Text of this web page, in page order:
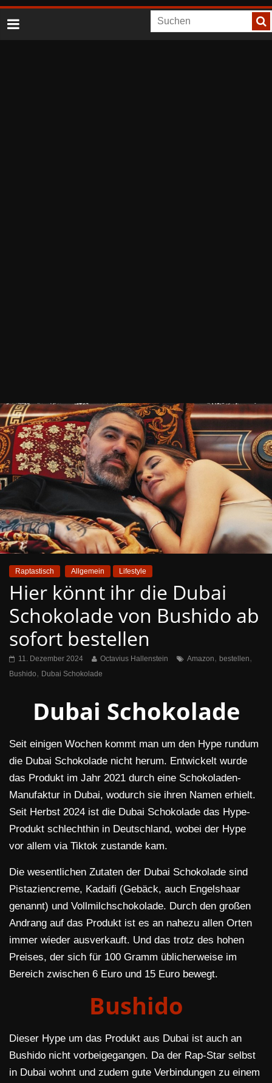
Raptastisch Allgemein Lifestyle
Hier könnt ihr die Dubai
Schokolade von Bushido ab
sofort bestellen
11. Dezember 2024 Octavius Hallenstein Amazon, bestellen,
Bushido, Dubai Schokolade
Dubai Schokolade
Seit einigen Wochen kommt man um den Hype rundum
die Dubai Schokolade nicht herum. Entwickelt wurde
das Produkt im Jahr 2021 durch eine Schokoladen-
Manufaktur in Dubai, wodurch sie ihren Namen erhielt.
Seit Herbst 2024 ist die Dubai Schokolade das Hype-
Produkt schlechthin in Deutschland, wobei der Hype
vor allem via Tiktok zustande kam.
Die wesentlichen Zutaten der Dubai Schokolade sind
Pistaziencreme, Kadaifi (Gebäck, auch Engelshaar
genannt) und Vollmilchschokolade. Durch den großen
Andrang auf das Produkt ist es an nahezu allen Orten
immer wieder ausverkauft. Und das trotz des hohen
Preises, der sich für 100 Gramm üblicherweise im
Bereich zwischen 6 Euro und 15 Euro bewegt.
Bushido
Dieser Hype um das Produkt aus Dubai ist auch an
Bushido nicht vorbeigegangen. Da der Rap-Star selbst
in Dubai wohnt und zudem gute Verbindungen zu einem